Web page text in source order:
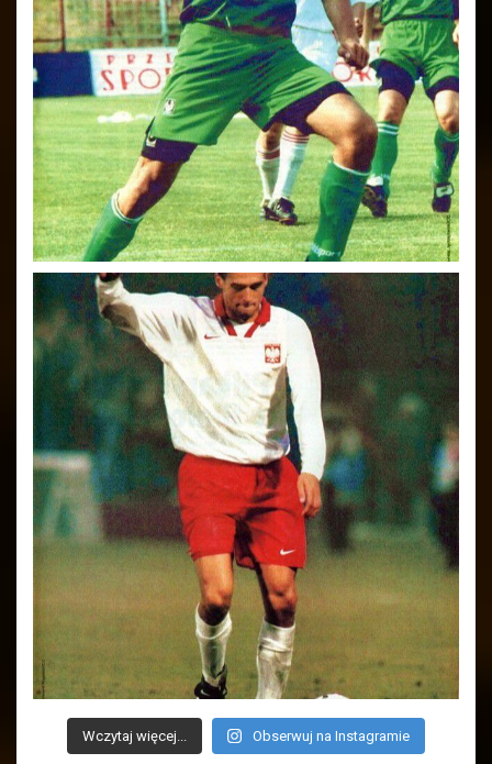
Wczytaj więcej... Obserwuj na Instagramie